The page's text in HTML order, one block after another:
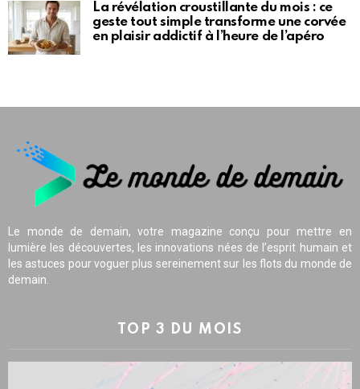
La révélation croustillante du mois : ce
geste tout simple transforme une corvée
en plaisir addictif à l’heure de l’apéro
Le monde de demain, votre magazine conçu pour mettre en
lumière les découvertes, les innovations nées de l’esprit humain et
les astuces pour voguer plus sereinement sur les flots du monde de
demain.
TOP 3 DU MOIS